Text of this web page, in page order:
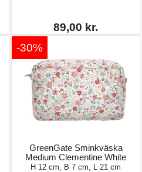
89,00 kr.
-30%
GreenGate Sminkväska
Medium Clementine White
H 12 cm, B 7 cm, L 21 cm